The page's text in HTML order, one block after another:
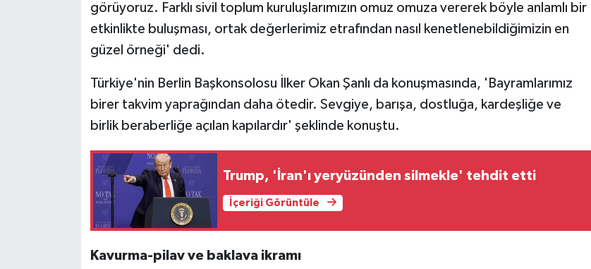
görüyoruz. Farklı sivil toplum kuruluşlarımızın omuz omuza vererek böyle anlamlı bir
etkinlikte buluşması, ortak değerlerimiz etrafından nasıl kenetlenebildiğimizin en
güzel örneği' dedi.
Türkiye'nin Berlin Başkonsolosu İlker Okan Şanlı da konuşmasında, 'Bayramlarımız
birer takvim yaprağından daha ötedir. Sevgiye, barışa, dostluğa, kardeşliğe ve
birlik beraberliğe açılan kapılardır' şeklinde konuştu.
Trump, 'İran'ı yeryüzünden silmekle' tehdit etti
İçeriği Görüntüle
Kavurma-pilav ve baklava ikramı